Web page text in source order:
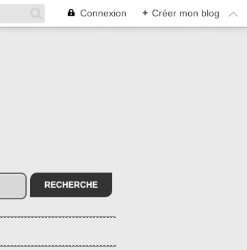
Connexion + Créer mon blog